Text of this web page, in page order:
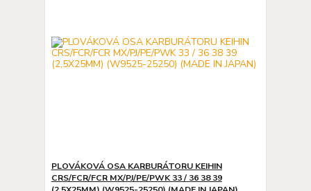
PLOVÁKOVÁ OSA KARBURÁTORU KEIHIN
CRS/FCR/FCR MX/PJ/PE/PWK 33 / 36 38 39